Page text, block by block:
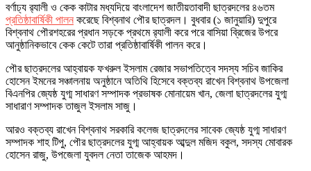
বর্ণাঢ্য র‍্যালী ও কেক কাটার মধ্যদিয়ে বাংলাদেশ জাতীয়তাবাদী ছাত্রদলের ৪৬তম
প্রতিষ্ঠাবার্ষিকী পালন করেছে বিশ্বনাথ পৌর ছাত্রদল। বুধবার (১ জানুয়ারি) দুপুরে
বিশ্বনাথ পৌরশহরের প্রধান সড়কে প্রথমে র‍্যালী করে পরে বাসিয়া ব্রিজের উপরে
আনুষ্ঠানিকভাবে কেক কেটে তারা প্রতিষ্ঠাবার্ষিকী পালন করে।
পৌর ছাত্রদলের আহ্বায়ক ফখরুল ইসলাম রেজার সভাপতিত্বে সদস্য সচিব জাকির
হোসেন ইমনের সঞ্চালনায় অনুষ্ঠানে অতিথি হিসেবে বক্তব্য রাখেন বিশ্বনাথ উপজেলা
বিএনপির জ্যেষ্ঠ যুগ্ম সাধারণ সম্পাদক প্রভাষক মোনায়েম খান, জেলা ছাত্রদলের যুগ্ম
সাধারাণ সম্পাদক তাজুল ইসলাম সাজু।
আরও বক্তব্য রাখেন বিশ্বনাথ সরকারি কলেজ ছাত্রদলের সাবেক জ্যেষ্ঠ যুগ্ম সাধারণ
সম্পাদক শাহ টিপু, পৌর ছাত্রদলের যুগ্ম আহ্বায়ক আব্দুল মজিদ বকুল, সদস্য মোবারক
হোসেন রাজু, উপজেলা যুবদল নেতা তাজেক আহমদ।